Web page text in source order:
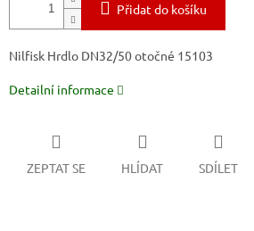
Přidat do košíku
Nilfisk Hrdlo DN32/50 otočné 15103
Detailní informace
ZEPTAT SE HLÍDAT SDÍLET